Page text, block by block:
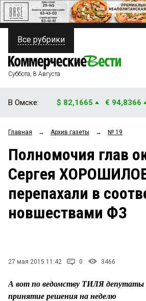
ПОЛИТИКА
ФИНАНСЫ
ОБЩЕСТВО
ЗАКОН
НОВОСТИ КОМПАНИЙ
Все рубрики
Суббота, 8 Августа
В Омске: $ 82,1665 € 94,8366
Главная → Архив газеты → № 19
Полномочия глав
Сергея
перепахали в
новшествами ФЗ
27 мая 2015 11:42 0 3466
А вот по ведомству ТИЛЯ
принятие решения на неделю